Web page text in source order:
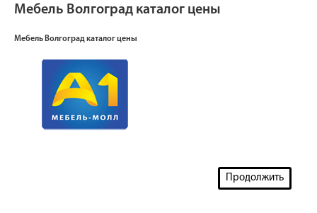
Мебель Волгоград каталог цены
Мебель Волгоград каталог цены
Продолжить